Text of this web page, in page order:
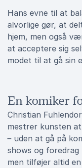
Hans evne til at
alvorlige gør, at
hjem, men også
at acceptere sig
modet til at gå sin
En komiker
Christian
mestrer kunsten
– uden at gå på
shows og foredrag
men tilføjer altid